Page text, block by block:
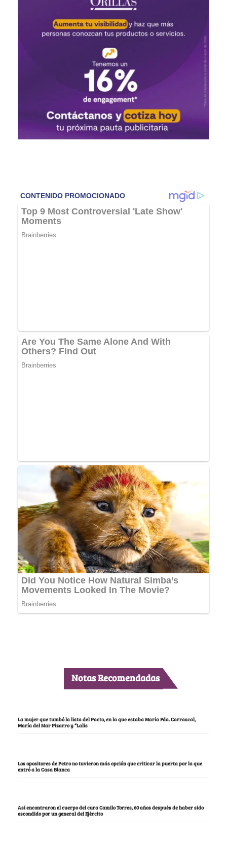
Notas Recomendadas
La mujer que tumbó la lista del Pacto, en la que estaba María Fda. Carrascal,
María del Mar Pizarro y “Lalis
Los opositores de Petro no tuvieron más opción que criticar la puerta por la que
entró a la Casa Blanca
Así encontraron el cuerpo del cura Camilo Torres, 60 años después de haber sido
escondido por un general del Ejército